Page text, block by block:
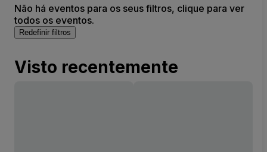
Não há eventos para os seus filtros, clique para ver
todos os eventos.
Redefinir filtros
Visto recentemente